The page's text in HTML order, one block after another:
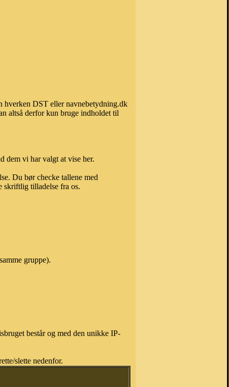
hverken DST eller navnebetydning.dk
altså derfor kun bruge indholdet til
dem vi har valgt at vise her.
Du bør checke tallene med
skriftlig tilladelse fra os.
gruppe).
består og med den unikke IP-
slette nedenfor.